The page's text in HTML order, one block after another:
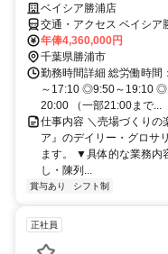
ベイシア勝浦店
交通・アクセス ベイシア
年俸4,360,000円
千葉県勝浦市
勤務時間詳細 総労働時
～17:10 ◎9:50～19:10
20:00 （一部21:00まで...
仕事内容 ＼売場づくりの
ア』のデイリー・グロサ
ます。 ▼具体的な業務内
し・陳列...
賞与あり シフト制
正社員